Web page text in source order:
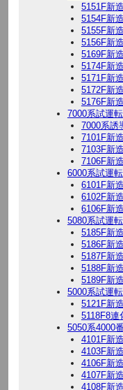
5151F新
5154F新
5155F新
5156F新
5169F新
5174F新
5171F新
5172F新
5176F新
7000系試運転
7000系誘
7101F新
7103F新
7106F新
6000系試運転
6101F新
6102F新
6106F新
5080系試運転
5185F新
5186F新
5187F新
5188F新
5189F新
5000系試運転
5121F新
5118F8連
5050系4000
4101F新
4103F新
4106F新
4107F新
4108F新